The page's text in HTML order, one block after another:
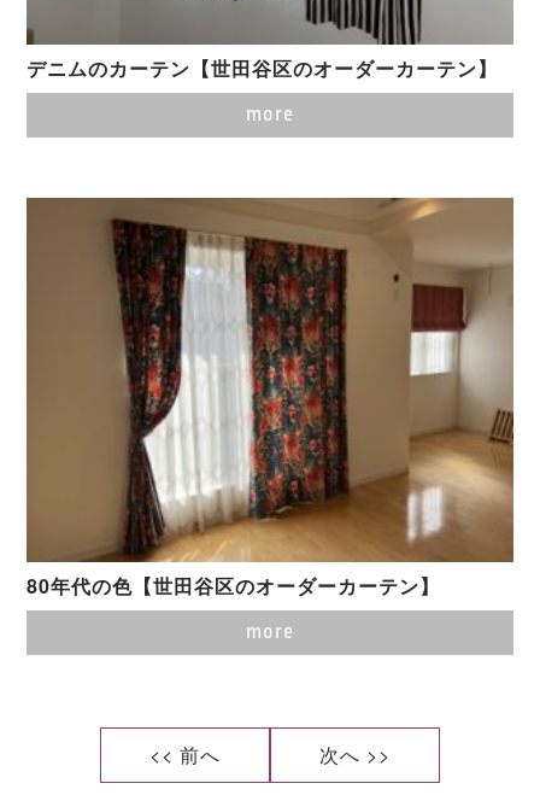
デニムのカーテン【世田谷区のオーダーカーテン】
more
80年代の色【世田谷区のオーダーカーテン】
more
<< 前へ 次へ >>